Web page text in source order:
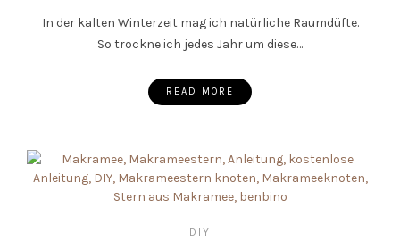
In der kalten Winterzeit mag ich natürliche Raumdüfte.
So trockne ich jedes Jahr um diese…
READ MORE
DIY